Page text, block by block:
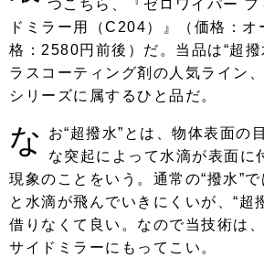
つこちら、『ゼロワイパー フ
ドミラー用（C204）』（価格：オ
格：2580円前後）だ。当品は“超
ラスコーティング剤の人気ライン
シリーズに属するひと品だ。
な
お“超撥水”とは、物体表面の
な突起によって水滴が表面に
現象のことをいう。通常の“撥水”
と水滴が飛んでいきにくいが、“超
借りなくて良い。なので当技術は
サイドミラーにもってこい。